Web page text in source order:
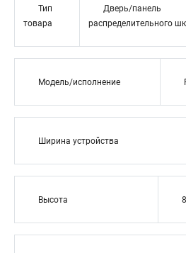
Тип
товара
Дверь/
распределительного
Модель/исполнение
Ширина устройства
Высота